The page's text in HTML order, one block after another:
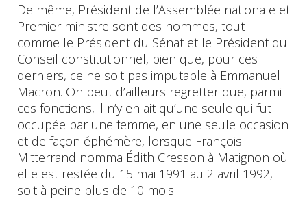
De même, Président de l’Assemblée nationale et
Premier ministre sont des hommes, tout
comme le Président du Sénat et le Président du
Conseil constitutionnel, bien que, pour ces
derniers, ce ne soit pas imputable à Emmanuel
Macron. On peut d’ailleurs regretter que, parmi
ces fonctions, il n’y en ait qu’une seule qui fut
occupée par une femme, en une seule occasion
et de façon éphémère, lorsque François
Mitterrand nomma Édith Cresson à Matignon où
elle est restée du 15 mai 1991 au 2 avril 1992,
soit à peine plus de 10 mois.